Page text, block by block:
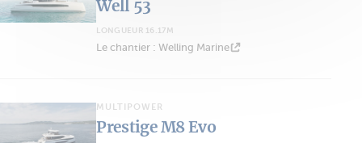
Well 53
LONGUEUR 16.17M
Le chantier : Welling Marine
MULTIPOWER
Prestige M8 Evo